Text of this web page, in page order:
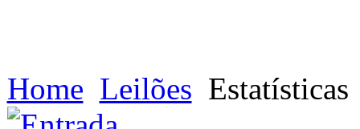
Home Leilões Estatísticas